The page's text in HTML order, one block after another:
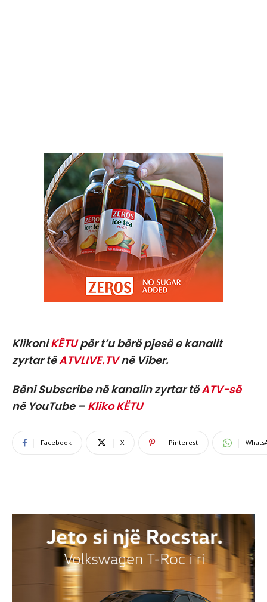
KlikoniKËTUpër t’u bërë pjesë e kanalit
zyrtar tëATVLIVE.TVnë Viber.
Bëni Subscribe në kanalin zyrtar tëATV-së
në YouTube – Kliko KËTU
Facebook X Pinterest